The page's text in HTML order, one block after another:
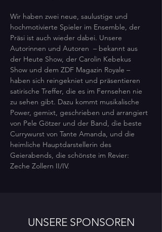
Wir haben zwei neue, saulustige und
hochmotivierte Spieler im Ensemble, der
Präsi ist auch wieder dabei. Unsere
Autorinnen und Autoren  – bekannt aus
der Heute Show, der Carolin Kebekus
Show und dem ZDF Magazin Royale –
haben sich reingekniet und präsentieren
satirische Treffer, die es im Fernsehen nie
zu sehen gibt. Dazu kommt musikalische
Power, gemixt, geschrieben und arrangiert
von Pele Götzer und der Band, die beste
Currywurst von Tante Amanda, und die
heimliche Hauptdarstellerin des
Geierabends, die schönste im Revier:
Zeche Zollern II/IV.
UNSERE SPONSOREN